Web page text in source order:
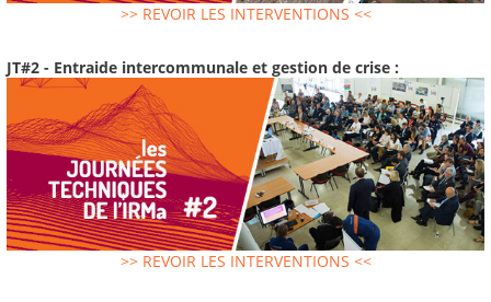
>> REVOIR LES INTERVENTIONS <<
JT#2 - Entraide intercommunale et gestion de crise :
>> REVOIR LES INTERVENTIONS <<